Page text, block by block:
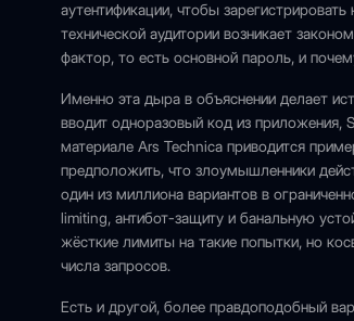
аутентификации, чтобы
технической аудитории возникает
фактор, то есть основной пароль, и
Именно эта дыра в объяснении делает
вводит одноразовый код из
материале Ars Technica приводится
предположить, что злоумышленники
один из миллиона вариантов в
limiting, антибот-защиту и банальную
жёсткие лимиты на такие попытки, но
числа запросов.
Есть и другой, более правдоподобный